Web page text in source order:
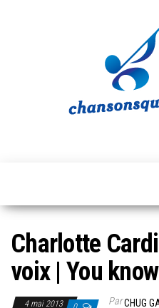
Charlotte
voix | You
4 mai 2013 ParCHUG